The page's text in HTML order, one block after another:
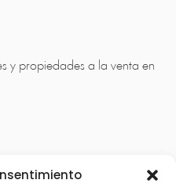
y propiedades a la venta en